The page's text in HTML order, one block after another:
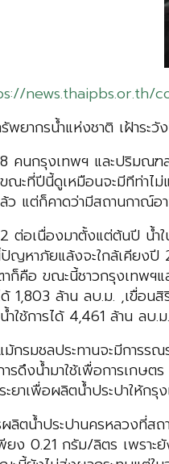
news.thaipbs.or.th/
พยากรน้ำแห่งชาติ เฝ้าร
คนกรุงเทพฯ และปริมณฑล
ณะที่ปีนี้ดูเหมือนจะมีทีท่าไ
ว แต่ก็คาดว่ามีสถานกาณ์
ต่อเนื่องมาตั้งแต่ต้นปี น้ำ
ญหาภัยแล้งจะใกล้เคียงปี
ก็คือ ขณะนี้ชาวกรุงเทพฯ
ด้ 1,803 ล้าน ลบ.ม. ,เขื่อ
ำใช้การได้ 4,461 ล้าน ลบ
กรมชลประทานจะมีการร
รดึงน้ำมาใช้เพื่อการเกษ
ะยาเพื่อผลิตน้ำประปาให้ก
ลิตน้ำประปานครหลวงที่ส
ยง 0.21 กรัม/ลิตร เพราะ